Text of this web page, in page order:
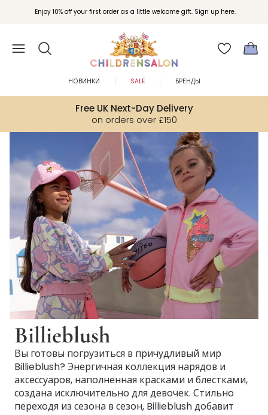
Enjoy 10% off your first order as a little welcome gift. Sign up here.
Вступайте в клуб Бонусы Childrensalon для эксклюзивных привилегий при
покупках.
Free UK Next-Day Delivery
on orders over £150
НОВИНКИ SALE БРЕНДЫ
Billieblush
Вы готовы погрузиться в причудливый мир
Billieblush? Энергичная коллекция нарядов и
аксессуаров, наполненная красками и блестками,
создана исключительно для девочек. Стильно
переходя из сезона в сезон, Billieblush добавит